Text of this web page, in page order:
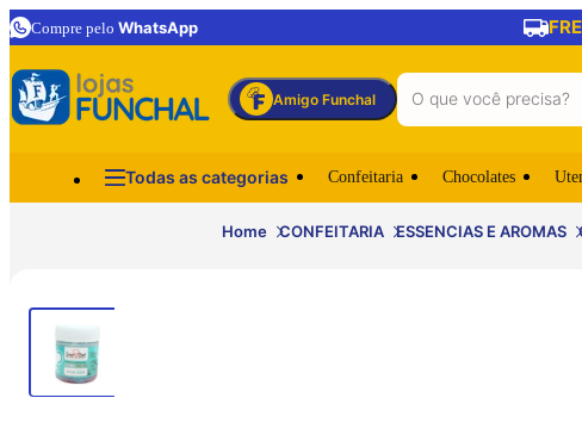
Compre pelo WhatsApp
Amigo Funchal
Todas as categorias Confeitaria Chocolates
Home CONFEITARIA ESSENCIAS E AROMAS